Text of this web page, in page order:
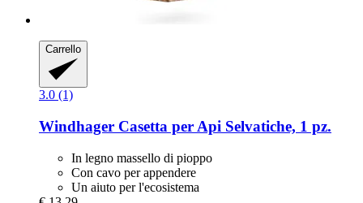
Carrello
3.0 (1)
Windhager Casetta per Api Selvatiche, 1 pz.
In legno massello di pioppo
Con cavo per appendere
Un aiuto per l'ecosistema